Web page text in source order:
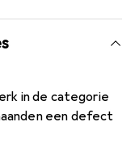
in de categorie
een defect